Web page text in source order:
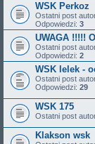
WSK Perkoz
Ostatni post
Odpowiedzi: 3
UWAGA !!!!!
Ostatni post
Odpowiedzi: 2
WSK lelek -
Ostatni post
Odpowiedzi: 29
WSK 175
Ostatni post
Klakson wsk